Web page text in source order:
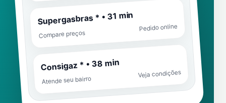
Supergasbras * • 31 min
Compare preços
Pedido online
Consigaz * • 38 min
Atende seu bairro
Veja condições